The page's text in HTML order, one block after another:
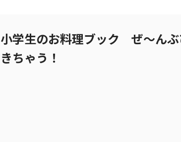
小学生のお料理ブック ぜ～ん
きちゃう！